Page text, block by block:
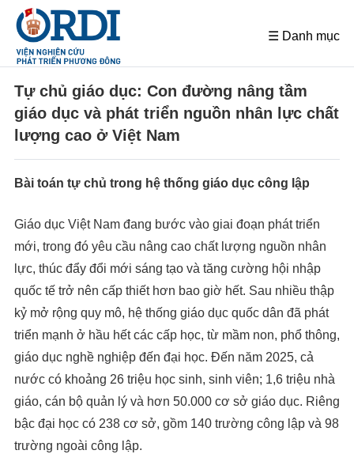
☰ Danh mục
Tự chủ giáo dục: Con đường nâng tầm
giáo dục và phát triển nguồn nhân lực chất
lượng cao ở Việt Nam
Bài toán tự chủ trong hệ thống giáo dục công lập
Giáo dục Việt Nam đang bước vào giai đoạn phát triển
mới, trong đó yêu cầu nâng cao chất lượng nguồn nhân
lực, thúc đẩy đổi mới sáng tạo và tăng cường hội nhập
quốc tế trở nên cấp thiết hơn bao giờ hết. Sau nhiều thập
kỷ mở rộng quy mô, hệ thống giáo dục quốc dân đã phát
triển mạnh ở hầu hết các cấp học, từ mầm non, phổ thông,
giáo dục nghề nghiệp đến đại học. Đến năm 2025, cả
nước có khoảng 26 triệu học sinh, sinh viên; 1,6 triệu nhà
giáo, cán bộ quản lý và hơn 50.000 cơ sở giáo dục. Riêng
bậc đại học có 238 cơ sở, gồm 140 trường công lập và 98
trường ngoài công lập.